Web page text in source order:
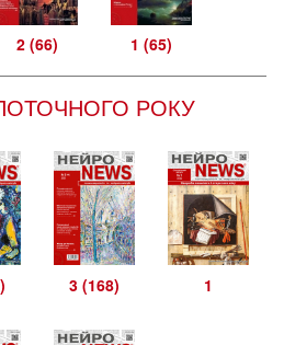
2 (66) 1 (65)
РОКУ
3 (168) 1